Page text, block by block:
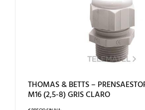
THOMAS & BETTS –
M16 (2,5-8) GRIS CLARO